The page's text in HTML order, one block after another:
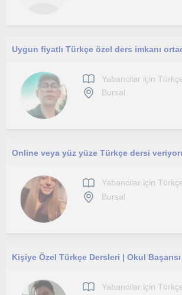
Yabancilar için
Bursal
Online veya yüz yüze Türkçe dersi
Yabancilar için
Bursal
Kişiye Özel Türkçe Dersleri | Okul Başarısı
Yabancilar için